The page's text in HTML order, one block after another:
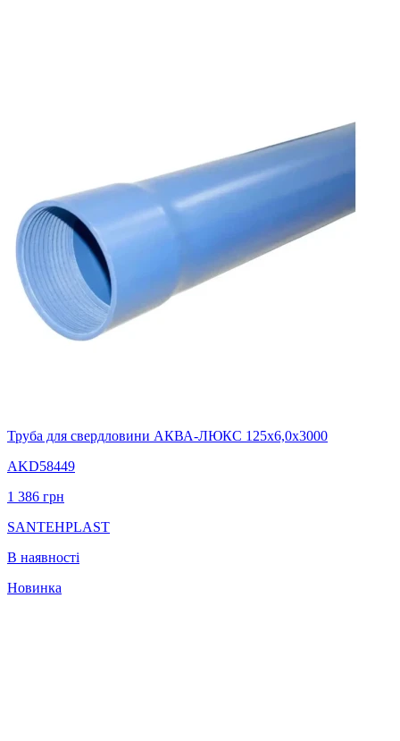
Труба для свердловини АКВА-ЛЮКС 125х6,0х3000
AKD58449
1 386 грн
SANTEHPLAST
В наявності
Новинка